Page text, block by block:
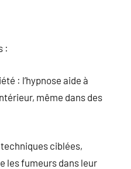
:
: l’hypnose aide à
même dans des
ciblées,
les fumeurs dans leur